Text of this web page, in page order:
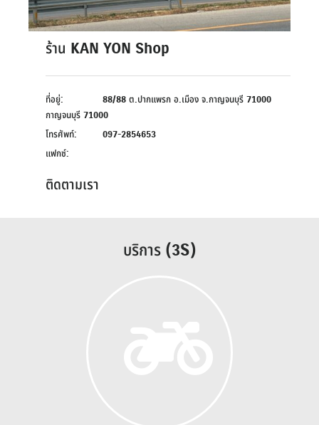
ร้าน KAN YON Shop
ที่อยู่:
88/88 ต.ปากแพรก อ.เมือง จ.กาญจนบุรี 71000
กาญจนบุรี 71000
โทรศัพท์:
097-2854653
แฟกซ์:
ติดตามเรา
บริการ (3S)